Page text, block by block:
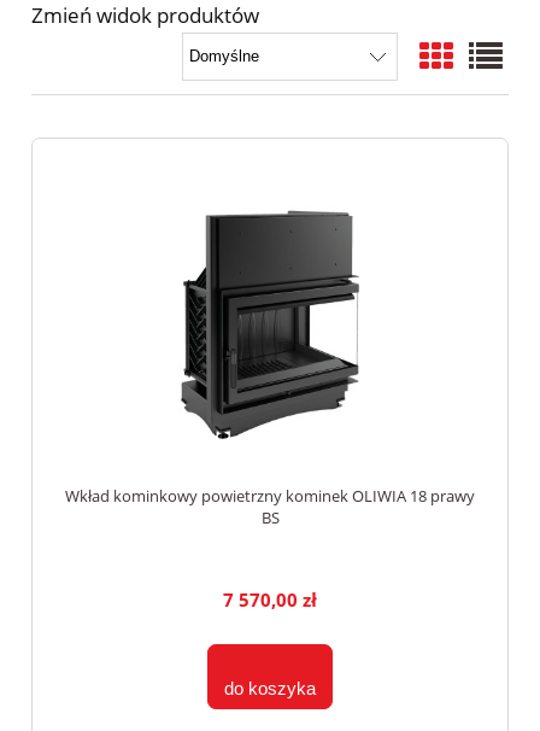
Zmień widok produktów
Wkład kominkowy powietrzny kominek OLIWIA 18 prawy
BS
7 570,00 zł
do koszyka